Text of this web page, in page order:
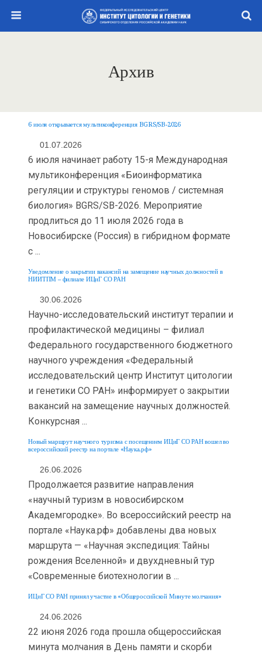
Архив
6 июля открывается мультиконференция BGRS/SB-2026
01.07.2026
6 июля начинает работу 15-я Международная
мультиконференция «Биоинформатика
регуляции и структуры геномов / системная
биология» BGRS/SB-2026. Мероприятие
продлиться до 11 июля 2026 года в
Новосибирске (Россия) в гибридном формате
с ...
Уведомление о закрытии вакансий на замещение научных должностей в
НИИТПМ – филиале ИЦиГ СО РАН
30.06.2026
Научно-исследовательский институт терапии и
профилактической медицины – филиал
Федерального государственного бюджетного
научного учреждения «Федеральный
исследовательский центр Институт цитологии
и генетики СО РАН» информирует о закрытии
вакансий на замещение научных должностей.
Конкурсная ...
Новый маршрут научного туризма с посещением ИЦиГ СО РАН вошел во
всероссийский реестр на портале «Наука.рф»
26.06.2026
Продолжается развитие направления
«научный туризм в новосибирском
Академгородке». Во всероссийский реестр на
портале «Наука.рф» добавлены два новых
маршрута — «Научная экспедиция: Тайны
рождения Вселенной» и двухдневный тур
«Современные биотехнологии в ...
ИЦиГ СО РАН принял участие в «Общероссийской Минуте молчания»
24.06.2026
22 июня 2026 года прошла общероссийская
минута молчания в День памяти и скорби